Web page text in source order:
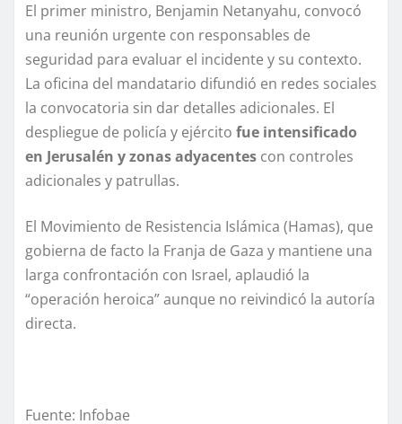
El primer ministro, Benjamin Netanyahu, convocó
una reunión urgente con responsables de
seguridad para evaluar el incidente y su contexto.
La oficina del mandatario difundió en redes sociales
la convocatoria sin dar detalles adicionales. El
despliegue de policía y ejército fue intensificado
en Jerusalén y zonas adyacentes con controles
adicionales y patrullas.
El Movimiento de Resistencia Islámica (Hamas), que
gobierna de facto la Franja de Gaza y mantiene una
larga confrontación con Israel, aplaudió la
“operación heroica” aunque no reivindicó la autoría
directa.
Fuente: Infobae